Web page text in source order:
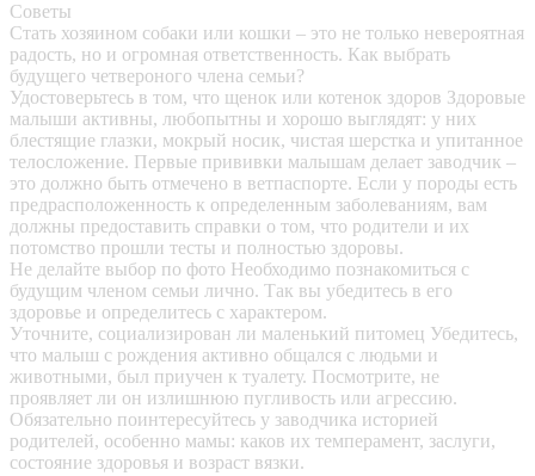
Советы
Стать хозяином собаки или кошки – это не только невероятная
радость, но и огромная ответственность. Как выбрать
будущего четвероного члена семьи?
Удостоверьтесь в том, что щенок или котенок здоров Здоровые
малыши активны, любопытны и хорошо выглядят: у них
блестящие глазки, мокрый носик, чистая шерстка и упитанное
телосложение. Первые прививки малышам делает заводчик –
это должно быть отмечено в ветпаспорте. Если у породы есть
предрасположенность к определенным заболеваниям, вам
должны предоставить справки о том, что родители и их
потомство прошли тесты и полностью здоровы.
Не делайте выбор по фото Необходимо познакомиться с
будущим членом семьи лично. Так вы убедитесь в его
здоровье и определитесь с характером.
Уточните, социализирован ли маленький питомец Убедитесь,
что малыш с рождения активно общался с людьми и
животными, был приучен к туалету. Посмотрите, не
проявляет ли он излишнюю пугливость или агрессию.
Обязательно поинтересуйтесь у заводчика историей
родителей, особенно мамы: каков их темперамент, заслуги,
состояние здоровья и возраст вязки.